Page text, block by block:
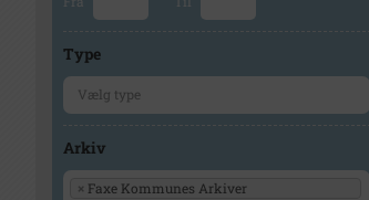
Type
Arkiv
× Faxe Kommunes Arkiver